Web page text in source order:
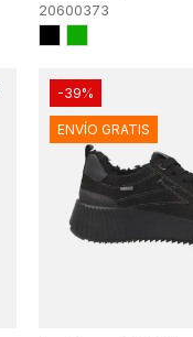
20600373
-39%
ENVÍO GRATIS